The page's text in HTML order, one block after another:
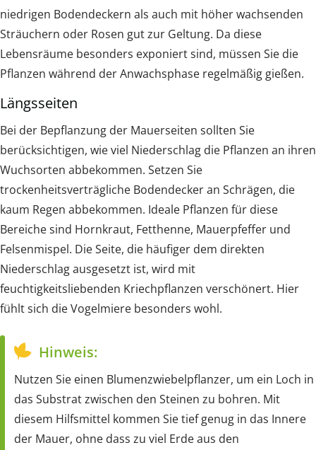
niedrigen Bodendeckern als auch mit höher wachsenden
Sträuchern oder Rosen gut zur Geltung. Da diese
Lebensräume besonders exponiert sind, müssen Sie die
Pflanzen während der Anwachsphase regelmäßig gießen.
Längsseiten
Bei der Bepflanzung der Mauerseiten sollten Sie
berücksichtigen, wie viel Niederschlag die Pflanzen an ihren
Wuchsorten abbekommen. Setzen Sie
trockenheitsverträgliche Bodendecker an Schrägen, die
kaum Regen abbekommen. Ideale Pflanzen für diese
Bereiche sind Hornkraut, Fetthenne, Mauerpfeffer und
Felsenmispel. Die Seite, die häufiger dem direkten
Niederschlag ausgesetzt ist, wird mit
feuchtigkeitsliebenden Kriechpflanzen verschönert. Hier
fühlt sich die Vogelmiere besonders wohl.
Hinweis:
Nutzen Sie einen Blumenzwiebelpflanzer, um ein Loch in
das Substrat zwischen den Steinen zu bohren. Mit
diesem Hilfsmittel kommen Sie tief genug in das Innere
der Mauer, ohne dass zu viel Erde aus den